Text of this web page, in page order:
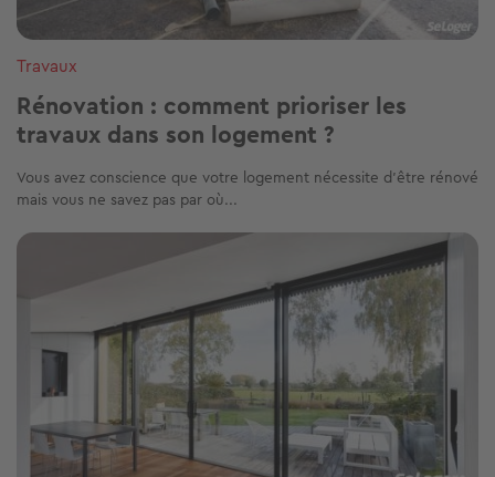
Travaux
Rénovation : comment prioriser les
travaux dans son logement ?
Vous avez conscience que votre logement nécessite d’être rénové
mais vous ne savez pas par où...
Image